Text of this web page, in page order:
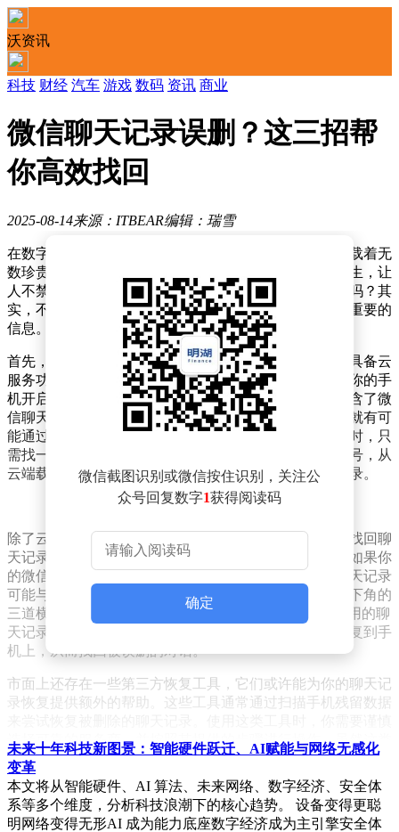
沃资讯
科技 财经 汽车 游戏 数码 资讯 商业
微信聊天记录误删？这三招帮
你高效找回
2025-08-14来源：ITBEAR编辑：瑞雪
在数字化时代，微信作为我们日常沟通的重要工具，承载着无
数珍贵的对话记忆。然而，误删聊天记录的情况时有发生，让
人不禁担忧：被误删的微信聊天记录，真的无法挽回了吗？其
实，不必过于担心，有多种方法或许能帮助你找回那些重要的
信息。
首先，不妨检查一下你的云端备份。现代智能手机大多具备云
服务功能，能够自动或手动备份手机数据至云端。如果你的手
机开启了云服务，并且云空间充足，同时备份数据中包含了微
信聊天记录，且备份时间在聊天记录删除之前，那么你就有可
能通过恢复云端备份来找回误删的聊天记录。具体操作时，只
需找一部已恢复出厂设置或新手机，登录你的云服务账号，从
云端载入备份数据，即可找回相应时间段的微信聊天记录。
除了云端备份，你还可以尝试从其他同步登录的设备上找回聊
天记录。微信支持多设备同步登录，包括平板和电脑。如果你
的微信同时在其他设备上登录过，那么这些设备上的聊天记录
可能与手机上的同步。以电脑为例，你可以打开微信左下角的
三道横线菜单，选择“迁移与备份”功能，查看是否有可用的聊
天记录备份。如果有，你可以选择将备份的聊天记录恢复到手
机上，从而找回被误删的对话。
市面上还存在一些第三方恢复工具，它们或许能为你的聊天记
录恢复提供额外的帮助。这些工具通常通过扫描手机残留数据
选择可靠的服务商，并按照其提供的步骤进行操作。虽然这类
方法并非万无一失，但在某些情况下，它们确实能够帮助用户
找回误删的重要信息。
微信截图识别或微信按住识别，关注公
众号回复数字1获得阅读码
确定
未来十年科技新图景：智能硬件跃迁、AI赋能与网络无感化
变革
本文将从智能硬件、AI 算法、未来网络、数字经济、安全体
系等多个维度，分析科技浪潮下的核心趋势。 设备变得更聪
明网络变得无形AI 成为能力底座数字经济成为主引擎安全体